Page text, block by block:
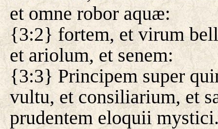
et omne robor aquæ:
{3:2} fortem, et virum
et ariolum, et senem:
{3:3} Principem super
vultu, et consiliarium, et
prudentem eloquii